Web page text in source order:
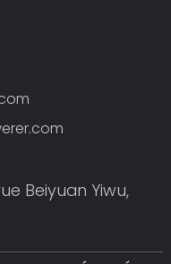
Beiyuan Yiwu,